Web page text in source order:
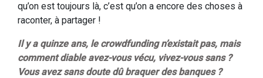
qu’on est toujours là, c’est qu’on a encore des choses à
raconter, à partager !
Il y a quinze ans, le crowdfunding n’existait pas, mais
comment diable avez-vous vécu, vivez-vous sans ?
Vous avez sans doute dû braquer des banques ?